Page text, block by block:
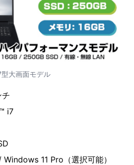
型大画面モデル
チ
i7
11 Pro（選択可能）